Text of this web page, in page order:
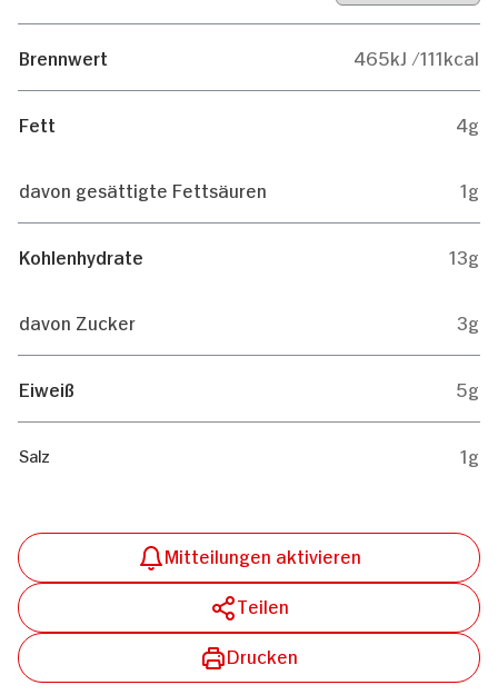
Brennwert 465kJ /111kcal
Fett 4g
davon gesättigte Fettsäuren 1g
Kohlenhydrate 13g
davon Zucker 3g
Eiweiß 5g
Salz 1g
Mitteilungen aktivieren
Teilen
Drucken